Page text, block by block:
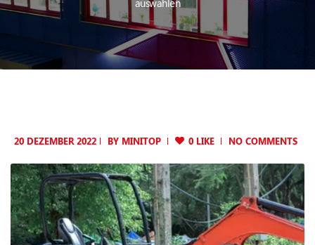
20 DEZEMBER 2022 BY MINITOP 0 LIKE NO COMMENTS